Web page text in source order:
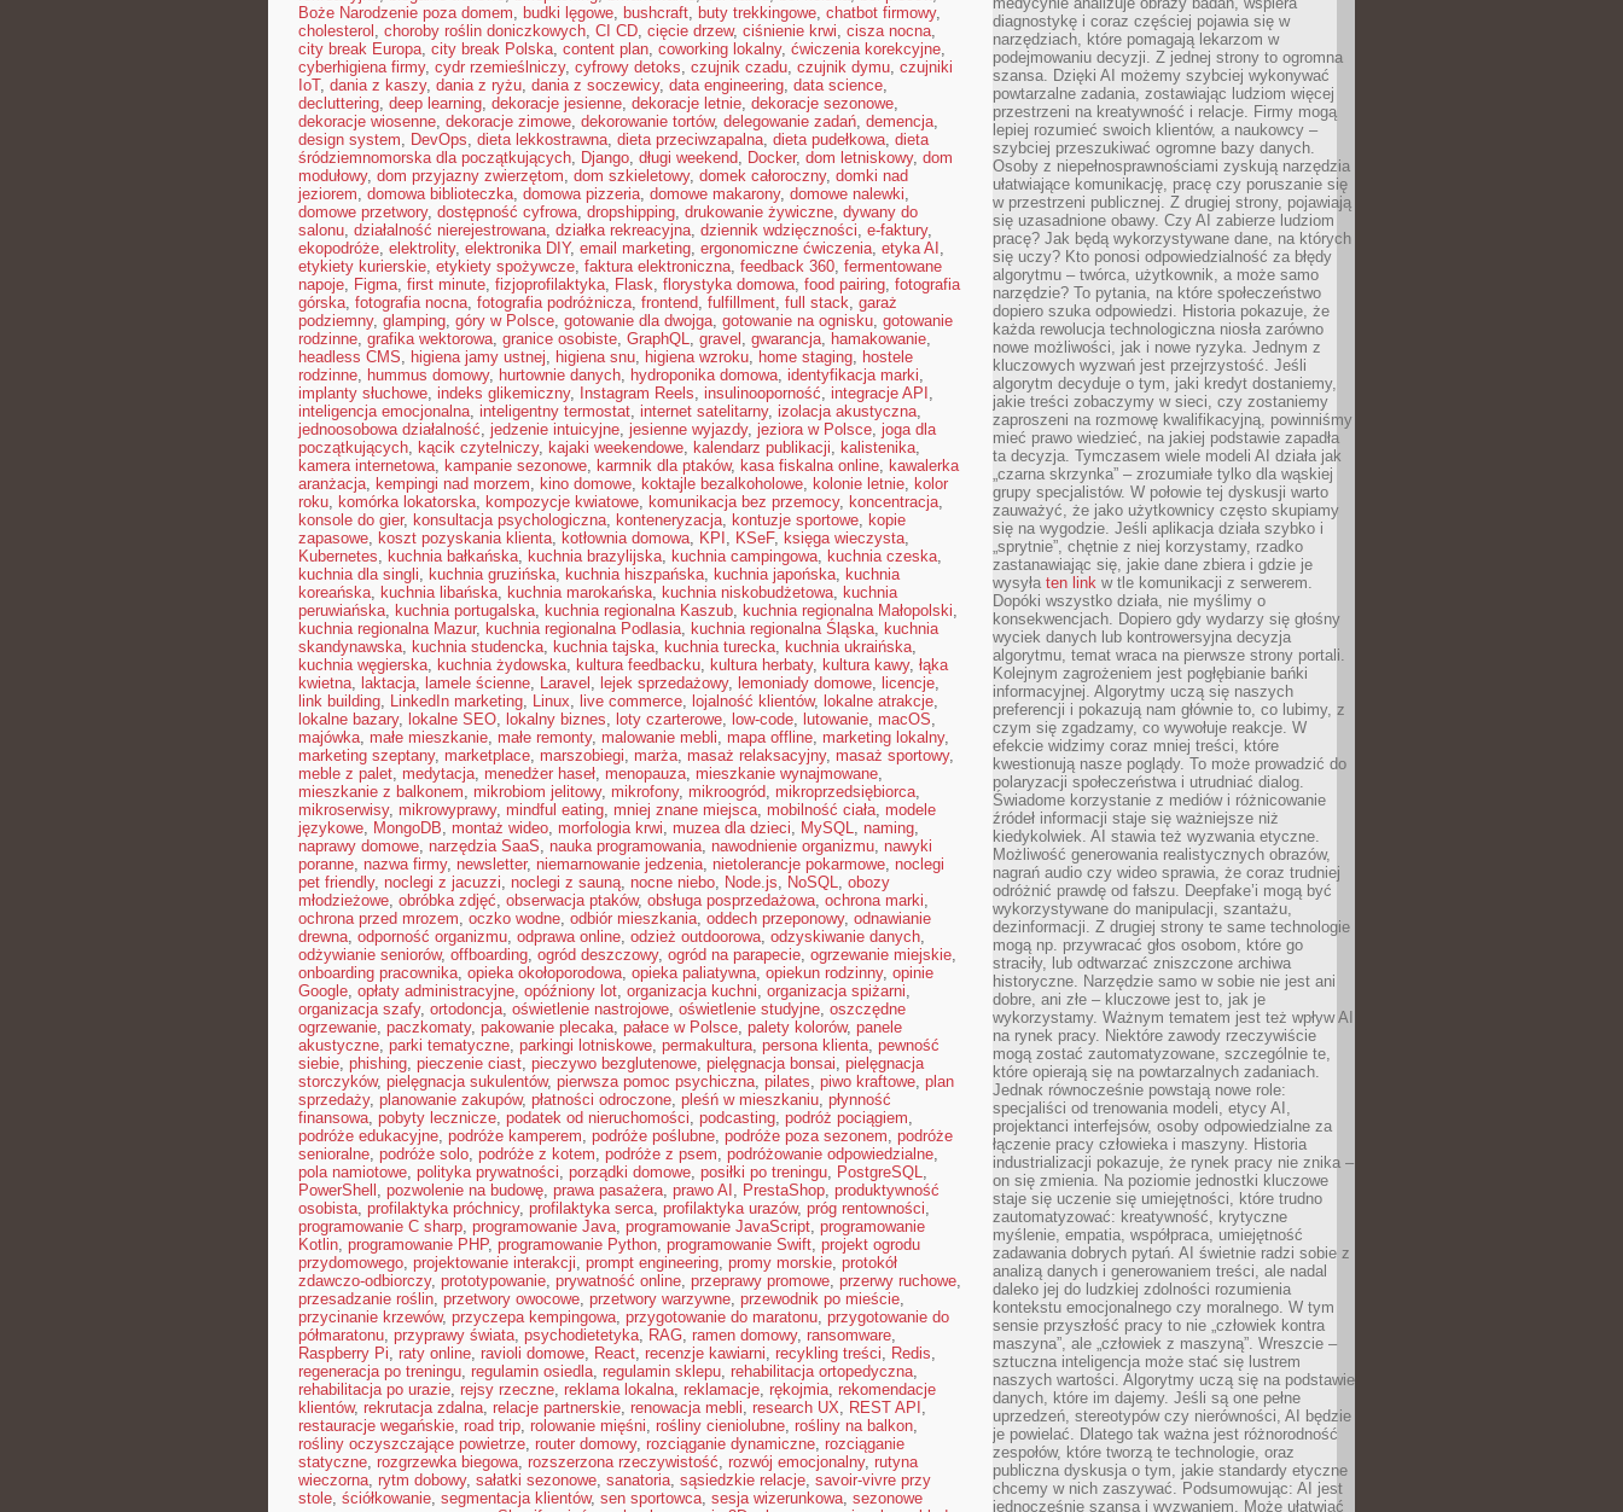
Boże Narodzenie poza domem, budki lęgowe, bushcraft, buty trekkingowe, chatbot firmowy,
cholesterol , choroby roślin doniczkowych, CI CD, cięcie drzew, ciśnienie krwi, cisza nocna,
city break Europa, city break Polska, content plan, coworking lokalny, ćwiczenia korekcyjne,
cyberhigiena firmy, cydr rzemieślniczy, cyfrowy detoks, czujnik czadu, czujnik dymu, czujniki
IoT, dania z kaszy, dania z ryżu, dania z soczewicy, data engineering, data science,
decluttering, deep learning, dekoracje jesienne, dekoracje letnie, dekoracje sezonowe,
dekoracje wiosenne, dekoracje zimowe, dekorowanie tortów, delegowanie zadań, demencja,
design system, DevOps, dieta lekkostrawna, dieta przeciwzapalna, dieta pudełkowa, dieta
śródziemnomorska dla początkujących, Django, długi weekend, Docker, dom letniskowy, dom
modułowy, dom przyjazny zwierzętom, dom szkieletowy, domek całoroczny, domki nad
jeziorem, domowa biblioteczka, domowa pizzeria, domowe makarony, domowe nalewki,
domowe przetwory, dostępność cyfrowa, dropshipping, drukowanie żywiczne, dywany do
salonu, działalność nierejestrowana, działka rekreacyjna, dziennik wdzięczności, e-faktury,
ekopodróże, elektrolity, elektronika DIY, email marketing, ergonomiczne ćwiczenia, etyka AI ,
etykiety kurierskie, etykiety spożywcze, faktura elektroniczna, feedback 360, fermentowane
napoje, Figma, first minute, fizjoprofilaktyka, Flask, florystyka domowa, food pairing, fotografia
górska, fotografia nocna, fotografia podróżnicza, frontend, fulfillment, full stack, garaż
podziemny, glamping, góry w Polsce, gotowanie dla dwojga, gotowanie na ognisku, gotowanie
rodzinne, grafika wektorowa, granice osobiste, GraphQL, gravel , gwarancja, hamakowanie,
headless CMS, higiena jamy ustnej, higiena snu, higiena wzroku, home staging, hostele
rodzinne, hummus domowy, hurtownie danych, hydroponika domowa, identyfikacja marki,
implanty słuchowe, indeks glikemiczny, Instagram Reels, insulinooporność, integracje API ,
inteligencja emocjonalna, inteligentny termostat, internet satelitarny, izolacja akustyczna,
jednoosobowa działalność, jedzenie intuicyjne, jesienne wyjazdy, jeziora w Polsce, joga dla
początkujących, kącik czytelniczy, kajaki weekendowe, kalendarz publikacji, kalistenika,
kamera internetowa, kampanie sezonowe, karmnik dla ptaków, kasa fiskalna online, kawalerka
aranżacja, kempingi nad morzem, kino domowe, koktajle bezalkoholowe, kolonie letnie, kolor
roku, komórka lokatorska, kompozycje kwiatowe, komunikacja bez przemocy, koncentracja,
konsole do gier, konsultacja psychologiczna, konteneryzacja, kontuzje sportowe, kopie
zapasowe, koszt pozyskania klienta, kotłownia domowa, KPI , KSeF, księga wieczysta,
Kubernetes, kuchnia bałkańska, kuchnia brazylijska, kuchnia campingowa, kuchnia czeska,
kuchnia dla singli, kuchnia gruzińska, kuchnia hiszpańska, kuchnia japońska, kuchnia
koreańska, kuchnia libańska, kuchnia marokańska, kuchnia niskobudżetowa, kuchnia
peruwiańska, kuchnia portugalska, kuchnia regionalna Kaszub, kuchnia regionalna Małopolski,
kuchnia regionalna Mazur, kuchnia regionalna Podlasia, kuchnia regionalna Śląska, kuchnia
skandynawska, kuchnia studencka, kuchnia tajska, kuchnia turecka, kuchnia ukraińska,
kuchnia węgierska, kuchnia żydowska, kultura feedbacku, kultura herbaty, kultura kawy, łąka
kwietna, laktacja, lamele ścienne, Laravel , lejek sprzedażowy, lemoniady domowe, licencje,
link building, LinkedIn marketing, Linux, live commerce, lojalność klientów, lokalne atrakcje,
lokalne bazary, lokalne SEO, lokalny biznes, loty czarterowe, low-code, lutowanie, macOS,
majówka, małe mieszkanie, małe remonty, malowanie mebli, mapa offline, marketing lokalny,
marketing szeptany, marketplace, marszobiegi, marża, masaż relaksacyjny, masaż sportowy,
meble z palet, medytacja, menedżer haseł, menopauza, mieszkanie wynajmowane,
mieszkanie z balkonem, mikrobiom jelitowy, mikrofony, mikroogród, mikroprzedsiębiorca,
mikroserwisy, mikrowyprawy, mindful eating, mniej znane miejsca, mobilność ciała, modele
językowe, MongoDB, montaż wideo, morfologia krwi, muzea dla dzieci, MySQL, naming,
naprawy domowe, narzędzia SaaS, nauka programowania, nawodnienie organizmu, nawyki
poranne, nazwa firmy, newsletter, niemarnowanie jedzenia, nietolerancje pokarmowe, noclegi
pet friendly, noclegi z jacuzzi, noclegi z sauną, nocne niebo, Node.js, NoSQL, obozy
młodzieżowe, obróbka zdjęć, obserwacja ptaków, obsługa posprzedażowa, ochrona marki,
ochrona przed mrozem, oczko wodne, odbiór mieszkania, oddech przeponowy, odnawianie
drewna, odporność organizmu, odprawa online, odzież outdoorowa, odzyskiwanie danych,
odżywianie seniorów, offboarding, ogród deszczowy, ogród na parapecie, ogrzewanie miejskie,
onboarding pracownika, opieka okołoporodowa, opieka paliatywna, opiekun rodzinny, opinie
Google, opłaty administracyjne, opóźniony lot, organizacja kuchni, organizacja spiżarni,
organizacja szafy, ortodoncja, oświetlenie nastrojowe, oświetlenie studyjne, oszczędne
ogrzewanie, paczkomaty, pakowanie plecaka, pałace w Polsce, palety kolorów, panele
akustyczne, parki tematyczne, parkingi lotniskowe, permakultura, persona klienta, pewność
siebie, phishing, pieczenie ciast, pieczywo bezglutenowe, pielęgnacja bonsai, pielęgnacja
storczyków, pielęgnacja sukulentów, pierwsza pomoc psychiczna, pilates, piwo kraftowe, plan
sprzedaży, planowanie zakupów, płatności odroczone, pleśń w mieszkaniu, płynność
finansowa, pobyty lecznicze, podatek od nieruchomości, podcasting, podróż pociągiem,
podróże edukacyjne, podróże kamperem, podróże poślubne, podróże poza sezonem, podróże
senioralne, podróże solo, podróże z kotem, podróże z psem, podróżowanie odpowiedzialne,
pola namiotowe, polityka prywatności, porządki domowe, posiłki po treningu, PostgreSQL,
PowerShell , pozwolenie na budowę, prawa pasażera, prawo AI , PrestaShop, produktywność
osobista, profilaktyka próchnicy, profilaktyka serca, profilaktyka urazów, próg rentowności,
programowanie C sharp, programowanie Java, programowanie JavaScript, programowanie
Kotlin, programowanie PHP, programowanie Python, programowanie Swift, projekt ogrodu
przydomowego, projektowanie interakcji, prompt engineering, promy morskie, protokół
zdawczo-odbiorczy, prototypowanie, prywatność online, przeprawy promowe, przerwy ruchowe,
przesadzanie roślin, przetwory owocowe, przetwory warzywne, przewodnik po mieście,
przycinanie krzewów, przyczepa kempingowa, przygotowanie do maratonu, przygotowanie do
półmaratonu, przyprawy świata, psychodietetyka, RAG, ramen domowy, ransomware,
Raspberry Pi, raty online, ravioli domowe, React, recenzje kawiarni, recykling treści, Redis,
regeneracja po treningu, regulamin osiedla, regulamin sklepu, rehabilitacja ortopedyczna,
rehabilitacja po urazie, rejsy rzeczne, reklama lokalna, reklamacje, rękojmia, rekomendacje
klientów, rekrutacja zdalna, relacje partnerskie, renowacja mebli, research UX, REST API ,
restauracje wegańskie, road trip, rolowanie mięśni, rośliny cieniolubne, rośliny na balkon,
rośliny oczyszczające powietrze, router domowy, rozciąganie dynamiczne, rozciąganie
statyczne, rozgrzewka biegowa, rozszerzona rzeczywistość, rozwój emocjonalny, rutyna
wieczorna, rytm dobowy, sałatki sezonowe, sanatoria, sąsiedzkie relacje, savoir-vivre przy
stole, ściółkowanie, segmentacja klientów, sen sportowca, sesja wizerunkowa, sezonowe
diagnostykę i coraz częściej pojawia się w
narzędziach, które pomagają lekarzom w
podejmowaniu decyzji. Z jednej strony to ogromna
szansa. Dzięki AI możemy szybciej wykonywać
powtarzalne zadania, zostawiając ludziom więcej
przestrzeni na kreatywność i relacje. Firmy mogą
lepiej rozumieć swoich klientów, a naukowcy –
szybciej przeszukiwać ogromne bazy danych.
Osoby z niepełnosprawnościami zyskują narzędzia
ułatwiające komunikację, pracę czy poruszanie się
w przestrzeni publicznej. Z drugiej strony, pojawiają
się uzasadnione obawy. Czy AI zabierze ludziom
pracę? Jak będą wykorzystywane dane, na których
się uczy? Kto ponosi odpowiedzialność za błędy
algorytmu – twórca, użytkownik, a może samo
narzędzie? To pytania, na które społeczeństwo
dopiero szuka odpowiedzi. Historia pokazuje, że
każda rewolucja technologiczna niosła zarówno
nowe możliwości, jak i nowe ryzyka. Jednym z
kluczowych wyzwań jest przejrzystość. Jeśli
algorytm decyduje o tym, jaki kredyt dostaniemy,
jakie treści zobaczymy w sieci, czy zostaniemy
zaproszeni na rozmowę kwalifikacyjną, powinniśmy
mieć prawo wiedzieć, na jakiej podstawie zapadła
ta decyzja. Tymczasem wiele modeli AI działa jak
„czarna skrzynka” – zrozumiałe tylko dla wąskiej
grupy specjalistów. W połowie tej dyskusji warto
zauważyć, że jako użytkownicy często skupiamy
się na wygodzie. Jeśli aplikacja działa szybko i
„sprytnie”, chętnie z niej korzystamy, rzadko
zastanawiając się, jakie dane zbiera i gdzie je
wysyła ten link w tle komunikacji z serwerem.
Dopóki wszystko działa, nie myślimy o
konsekwencjach. Dopiero gdy wydarzy się głośny
wyciek danych lub kontrowersyjna decyzja
algorytmu, temat wraca na pierwsze strony portali.
Kolejnym zagrożeniem jest pogłębianie bańki
informacyjnej. Algorytmy uczą się naszych
preferencji i pokazują nam głównie to, co lubimy, z
czym się zgadzamy, co wywołuje reakcje. W
efekcie widzimy coraz mniej treści, które
kwestionują nasze poglądy. To może prowadzić do
polaryzacji społeczeństwa i utrudniać dialog.
Świadome korzystanie z mediów i różnicowanie
źródeł informacji staje się ważniejsze niż
kiedykolwiek. AI stawia też wyzwania etyczne.
Możliwość generowania realistycznych obrazów,
nagrań audio czy wideo sprawia, że coraz trudniej
odróżnić prawdę od fałszu. Deepfake’i mogą być
wykorzystywane do manipulacji, szantażu,
dezinformacji. Z drugiej strony te same technologie
mogą np. przywracać głos osobom, które go
straciły, lub odtwarzać zniszczone archiwa
historyczne. Narzędzie samo w sobie nie jest ani
dobre, ani złe – kluczowe jest to, jak je
wykorzystamy. Ważnym tematem jest też wpływ AI
na rynek pracy. Niektóre zawody rzeczywiście
mogą zostać zautomatyzowane, szczególnie te,
które opierają się na powtarzalnych zadaniach.
Jednak równocześnie powstają nowe role:
specjaliści od trenowania modeli, etycy AI,
projektanci interfejsów, osoby odpowiedzialne za
łączenie pracy człowieka i maszyny. Historia
industrializacji pokazuje, że rynek pracy nie znika –
on się zmienia. Na poziomie jednostki kluczowe
staje się uczenie się umiejętności, które trudno
zautomatyzować: kreatywność, krytyczne
myślenie, empatia, współpraca, umiejętność
zadawania dobrych pytań. AI świetnie radzi sobie z
analizą danych i generowaniem treści, ale nadal
daleko jej do ludzkiej zdolności rozumienia
kontekstu emocjonalnego czy moralnego. W tym
sensie przyszłość pracy to nie „człowiek kontra
maszyna”, ale „człowiek z maszyną”. Wreszcie –
sztuczna inteligencja może stać się lustrem
naszych wartości. Algorytmy uczą się na podstawie
danych, które im dajemy. Jeśli są one pełne
uprzedzeń, stereotypów czy nierówności, AI będzie
je powielać. Dlatego tak ważna jest różnorodność
zespołów, które tworzą te technologie, oraz
publiczna dyskusja o tym, jakie standardy etyczne
chcemy w nich zaszywać. Podsumowując: AI jest
jednocześnie szansą i wyzwaniem. Może ułatwiać